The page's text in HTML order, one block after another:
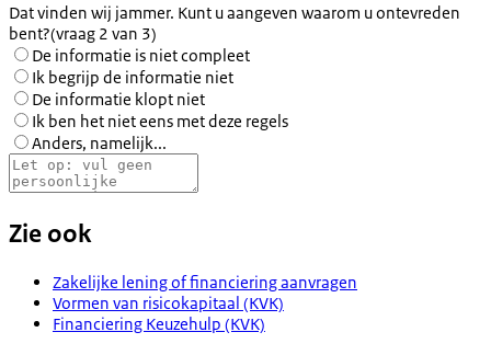
Dat vinden wij jammer. Kunt u aangeven waarom u ontevreden
bent?(vraag 2 van 3)
De informatie is niet compleet
Ik begrijp de informatie niet
De informatie klopt niet
Ik ben het niet eens met deze regels
Anders, namelijk...
Zie ook
Zakelijke lening of financiering aanvragen
Vormen van risicokapitaal (KVK)
Financiering Keuzehulp (KVK)